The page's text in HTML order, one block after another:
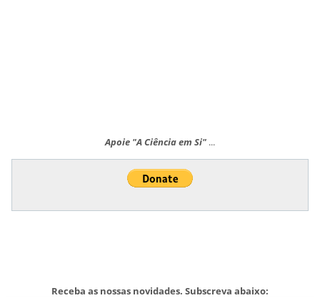
Apoie "A Ciência em Si" ...
Receba as nossas novidades. Subscreva abaixo: